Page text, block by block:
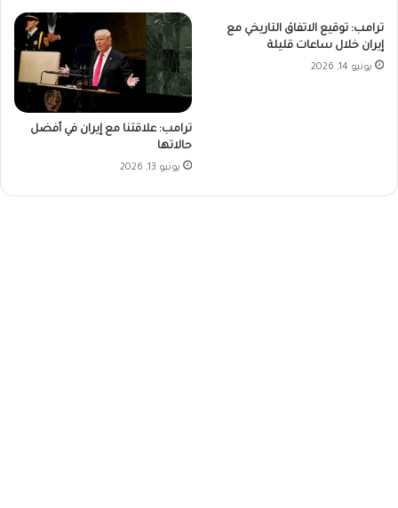
ترامب: توقيع الاتفاق التاريخي مع
إيران خلال ساعات قليلة
يونيو 14, 2026
ترامب: علاقتنا مع إيران في أفضل
حالاتها
يونيو 13, 2026